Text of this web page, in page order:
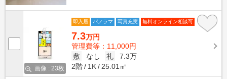
画像 : 23枚
即入居 パノラマ 写真充実 無料オンライン相談可
7.3万円
管理費等：11,000円
敷
なし 礼
7.3万
2階
1K 25.01㎡